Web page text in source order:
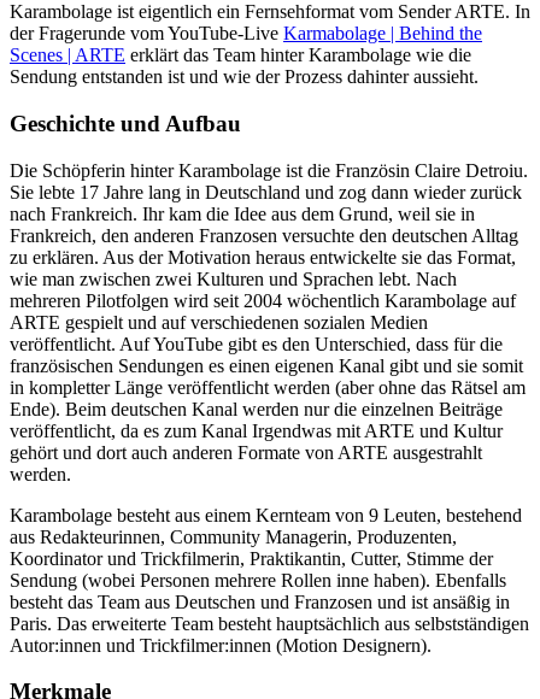
Karambolage ist eigentlich ein Fernsehformat vom Sender ARTE. In
der Fragerunde vom YouTube-Live Karmabolage | Behind the
Scenes | ARTE erklärt das Team hinter Karambolage wie die
Sendung entstanden ist und wie der Prozess dahinter aussieht.
Geschichte und Aufbau
Die Schöpferin hinter Karambolage ist die Französin Claire Detroiu.
Sie lebte 17 Jahre lang in Deutschland und zog dann wieder zurück
nach Frankreich. Ihr kam die Idee aus dem Grund, weil sie in
Frankreich, den anderen Franzosen versuchte den deutschen Alltag
zu erklären. Aus der Motivation heraus entwickelte sie das Format,
wie man zwischen zwei Kulturen und Sprachen lebt. Nach
mehreren Pilotfolgen wird seit 2004 wöchentlich Karambolage auf
ARTE gespielt und auf verschiedenen sozialen Medien
veröffentlicht. Auf YouTube gibt es den Unterschied, dass für die
französischen Sendungen es einen eigenen Kanal gibt und sie somit
in kompletter Länge veröffentlicht werden (aber ohne das Rätsel am
Ende). Beim deutschen Kanal werden nur die einzelnen Beiträge
veröffentlicht, da es zum Kanal Irgendwas mit ARTE und Kultur
gehört und dort auch anderen Formate von ARTE ausgestrahlt
werden.
Karambolage besteht aus einem Kernteam von 9 Leuten, bestehend
aus Redakteurinnen, Community Managerin, Produzenten,
Koordinator und Trickfilmerin, Praktikantin, Cutter, Stimme der
Sendung (wobei Personen mehrere Rollen inne haben). Ebenfalls
besteht das Team aus Deutschen und Franzosen und ist ansäßig in
Paris. Das erweiterte Team besteht hauptsächlich aus selbstständigen
Autor:innen und Trickfilmer:innen (Motion Designern).
Merkmale